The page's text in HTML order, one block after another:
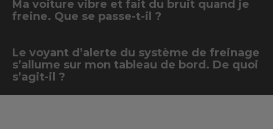
Ma voiture vibre et fait du bruit quand je
freine. Que se passe-t-il ?
Le voyant d’alerte du système de freinage
s’allume sur mon tableau de bord. De quoi
s’agit-il ?